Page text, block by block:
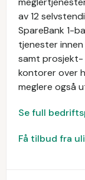
av 12
SpareBank 1-
tjenester
samt prosjekt-
kontorer over
meglere også
Se full
Få tilbud fra